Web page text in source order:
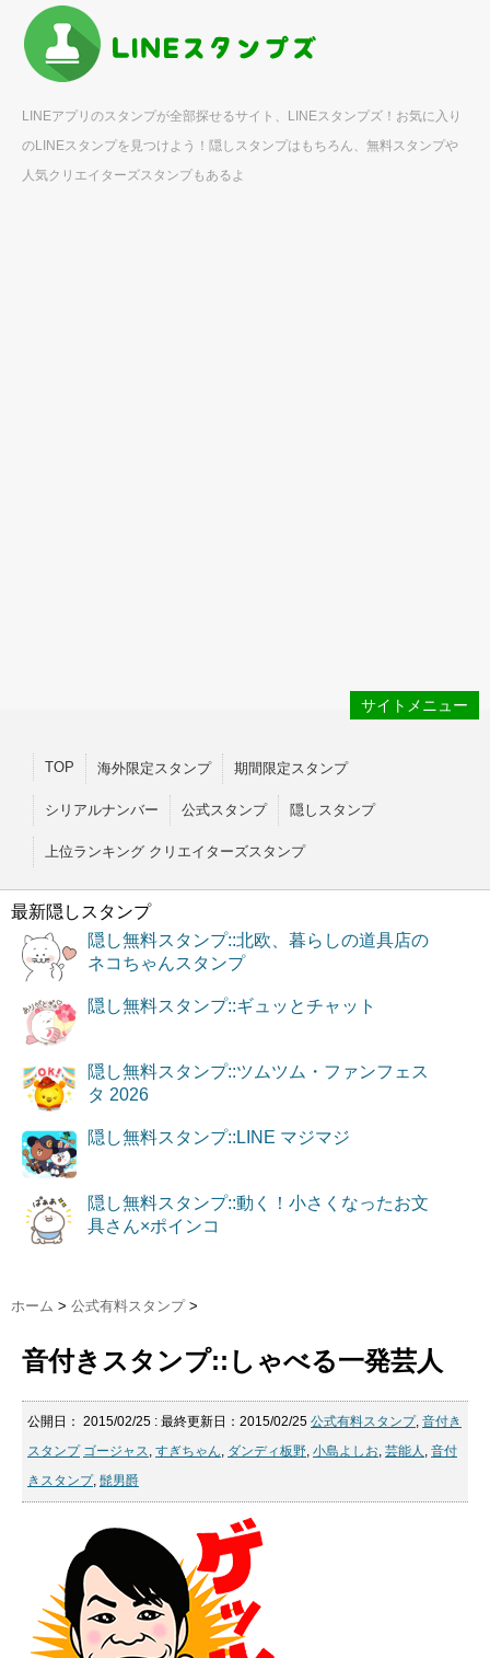
LINEアプリのスタンプが全部探せるサイト、LINEスタンプズ！お気に入り
のLINEスタンプを見つけよう！隠しスタンプはもちろん、無料スタンプや
人気クリエイターズスタンプもあるよ
サイトメニュー
TOP 海外限定スタンプ 期間限定スタンプ
シリアルナンバー 公式スタンプ 隠しスタンプ
上位ランキング クリエイターズスタンプ
最新隠しスタンプ
隠し無料スタンプ::北欧、暮らしの道具店の
ネコちゃんスタンプ
隠し無料スタンプ::ギュッとチャット
隠し無料スタンプ::ツムツム・ファンフェス
タ 2026
隠し無料スタンプ::LINE マジマジ
隠し無料スタンプ::動く！小さくなったお文
具さん×ポインコ
ホーム > 公式有料スタンプ >
音付きスタンプ::しゃべる一発芸人
公開日： 2015/02/25 : 最終更新日：2015/02/25 公式有料スタンプ, 音付き
スタンプ ゴージャス, すぎちゃん, ダンディ板野, 小島よしお, 芸能人 , 音付
きスタンプ, 髭男爵